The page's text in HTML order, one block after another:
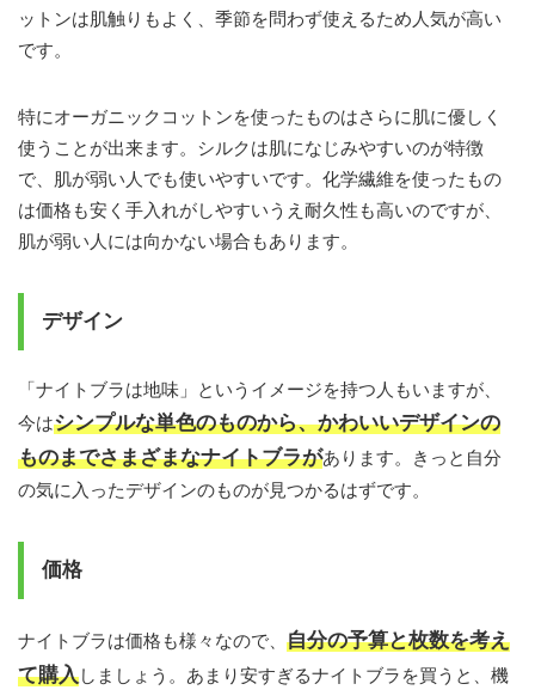
ットンは肌触りもよく、季節を問わず使えるため人気が高い
です。
特にオーガニックコットンを使ったものはさらに肌に優しく
使うことが出来ます。シルクは肌になじみやすいのが特徴
で、肌が弱い人でも使いやすいです。化学繊維を使ったもの
は価格も安く手入れがしやすいうえ耐久性も高いのですが、
肌が弱い人には向かない場合もあります。
デザイン
「ナイトブラは地味」というイメージを持つ人もいますが、
今はシンプルな単色のものから、かわいいデザインの
ものまでさまざまなナイトブラがあります。きっと自分
の気に入ったデザインのものが見つかるはずです。
価格
ナイトブラは価格も様々なので、 自分の予算と枚数を考え
て購入しましょう。あまり安すぎるナイトブラを買うと、機